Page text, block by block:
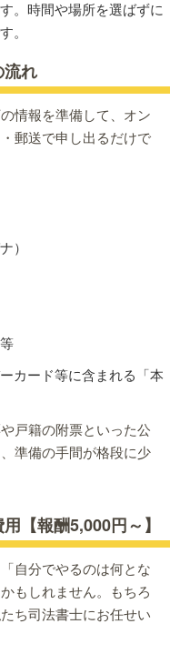
。時間や場所を選ばずに
。
流れ
情報を準備して、オン
郵送で申し出るだけで
）
カード等に含まれる「本
戸籍の附票といった公
準備の手間が格段に少
【報酬5,000円～】
自分でやるのは何とな
もしれません。もちろ
ち司法書士にお任せい